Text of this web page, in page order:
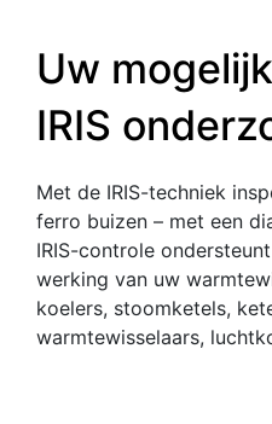
Uw
IRIS
Met de IRIS-techniek
ferro buizen – met een
IRIS-controle
werking van uw
koelers, stoomketels,
warmtewisselaars,